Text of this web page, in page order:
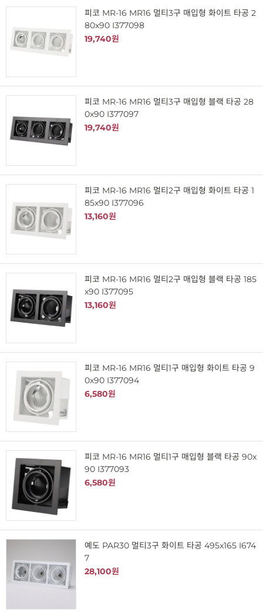
피코 MR-16 MR16 멀티3구 매입형 화이트 타공 2
80x90 I377098
19,740원
피코 MR-16 MR16 멀티3구 매입형 블랙 타공 28
0x90 I377097
19,740원
피코 MR-16 MR16 멀티2구 매입형 화이트 타공 1
85x90 I377096
13,160원
피코 MR-16 MR16 멀티2구 매입형 블랙 타공 185
x90 I377095
13,160원
피코 MR-16 MR16 멀티1구 매입형 화이트 타공 9
0x90 I377094
6,580원
피코 MR-16 MR16 멀티1구 매입형 블랙 타공 90x
90 I377093
6,580원
예도 PAR30 멀티3구 화이트 타공 495x165 I674
7
28,100원